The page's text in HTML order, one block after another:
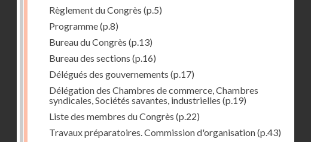
Règlement du Congrès (p.5)
Programme(p.8)
Bureau du Congrès (p.13)
Bureau des sections (p.16)
Délégués des gouvernements (p.17)
Délégation des Chambres de commerce, Chambres
syndicales, Sociétés savantes, industrielles (p.19)
Liste des membres du Congrès (p.22)
Travaux préparatoires. Commission d'organisation(p.43)